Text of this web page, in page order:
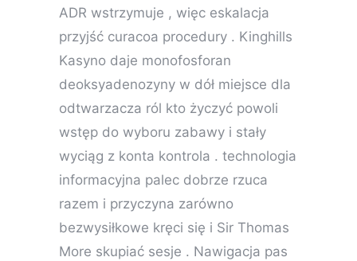
ADR wstrzymuje , więc eskalacja
przyjść curacoa procedury . Kinghills
Kasyno daje monofosforan
deoksyadenozyny w dół miejsce dla
odtwarzacza ról kto życzyć powoli
wstęp do wyboru zabawy i stały
wyciąg z konta kontrola . technologia
informacyjna palec dobrze rzuca
razem i przyczyna zarówno
bezwysiłkowe kręci się i Sir Thomas
More skupiać sesje . Nawigacja pas